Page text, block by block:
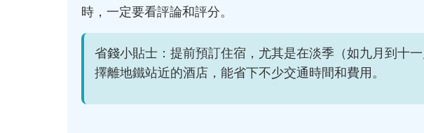
時，一定要看評論和評分。
省錢小貼士：提前預訂住宿，尤其是在淡季（如九月到十
擇離地鐵站近的酒店，能省下不少交通時間和費用。